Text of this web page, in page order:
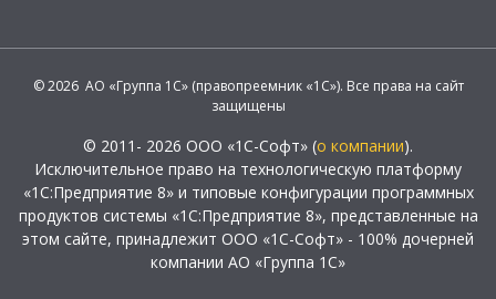
© 2026 АО «Группа 1С» (правопреемник «1С»). Все права на сайт
защищены
© 2011- 2026 ООО «1С-Софт» (о компании).
Исключительное право на технологическую платформу
«1С:Предприятие 8» и типовые конфигурации программных
продуктов системы «1С:Предприятие 8», представленные на
этом сайте, принадлежит ООО «1С-Софт» - 100% дочерней
компании АО «Группа 1С»